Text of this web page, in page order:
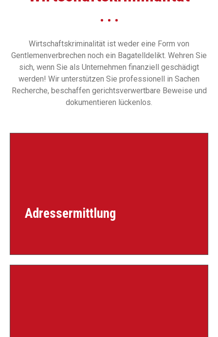
Wirtschaftskriminalität ist weder eine Form von
Gentlemenverbrechen noch ein Bagatelldelikt. Wehren Sie
sich, wenn Sie als Unternehmen finanziell geschädigt
werden! Wir unterstützen Sie professionell in Sachen
Recherche, beschaffen gerichtsverwertbare Beweise und
dokumentieren lückenlos.
Adressermittlung